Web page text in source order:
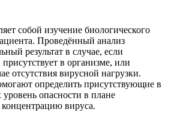
собой изучение биологического
Проведённый анализ
результат в случае, если
в организме, или
отсутствия вирусной нагрузки.
определить присутствующие в
опасности в плане
вируса.